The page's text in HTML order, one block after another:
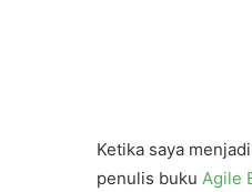
Ketika saya
penulis buku Agile